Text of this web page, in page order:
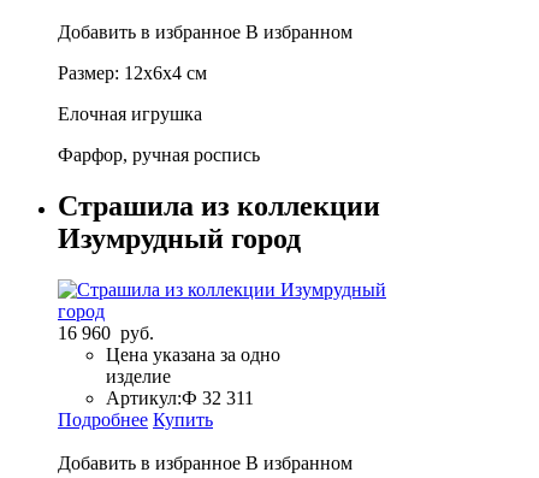
Добавить в избранное В избранном
Размер: 12х6х4 см
Елочная игрушка
Фарфор, ручная роспись
Страшила из коллекции
Изумрудный город
16 960 руб.
Цена указана за одно
изделие
Артикул:Ф 32 311
Подробнее Купить
Добавить в избранное В избранном